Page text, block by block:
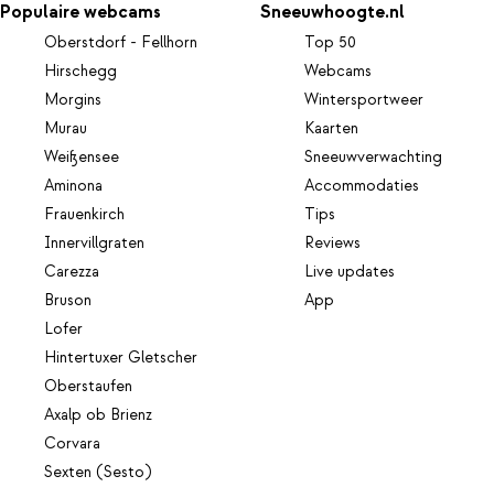
Populaire webcams
Oberstdorf - Fellhorn
Hirschegg
Morgins
Murau
Weißensee
Aminona
Frauenkirch
Innervillgraten
Carezza
Bruson
Lofer
Hintertuxer Gletscher
Oberstaufen
Axalp ob Brienz
Corvara
Sexten (Sesto)
Sneeuwhoogte.nl
Top 50
Webcams
Wintersportweer
Kaarten
Sneeuwverwachting
Accommodaties
Tips
Reviews
Live updates
App